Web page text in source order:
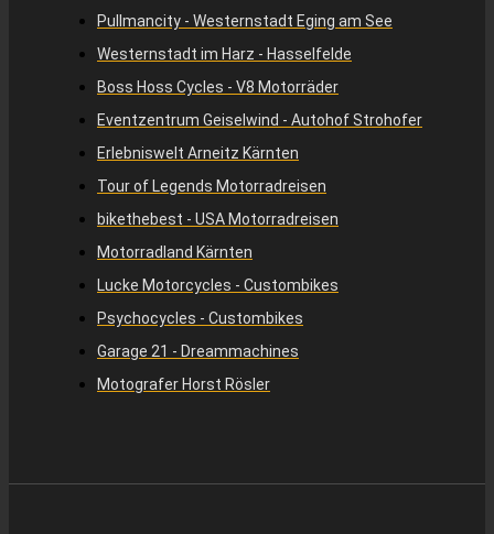
Pullmancity - Westernstadt Eging am See
Westernstadt im Harz - Hasselfelde
Boss Hoss Cycles - V8 Motorräder
Eventzentrum Geiselwind - Autohof Strohofer
Erlebniswelt Arneitz Kärnten
Tour of Legends Motorradreisen
bikethebest - USA Motorradreisen
Motorradland Kärnten
Lucke Motorcycles - Custombikes
Psychocycles - Custombikes
Garage 21 - Dreammachines
Motografer Horst Rösler